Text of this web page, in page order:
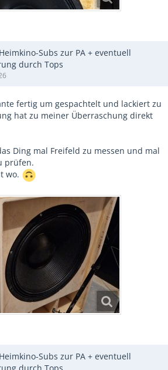
Subs zur PA + eventuell
durch Tops
fertig um gespachtelt und lackiert zu
hat zu meiner Überraschung direkt
Ding mal Freifeld zu messen und mal
prüfen.
wo.
Subs zur PA + eventuell